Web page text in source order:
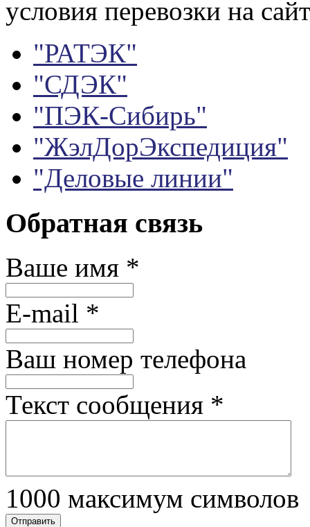
условия перевозки на
"РАТЭК"
"СДЭК"
"ПЭК-Сибирь"
"ЖэлДорЭкспедиция"
"Деловые линии"
Обратная связь
Ваше имя *
E-mail *
Ваш номер телефона
Текст сообщения *
1000 максимум символов
Отправить